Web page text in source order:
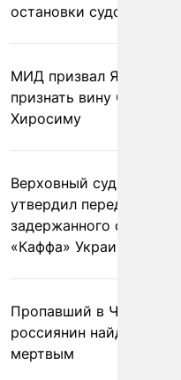
остановки судоходства
МИД призвал Японию
признать вину США за
Хиросиму
Верховный суд Швеции
утвердил передачу
задержанного
«Каффа» Украине
Пропавший в
россиянин найден
мертвым